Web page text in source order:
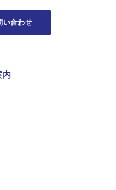
い合わせ
内